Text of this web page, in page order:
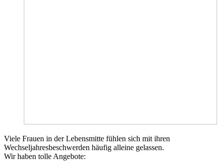
Viele Frauen in der Lebensmitte fühlen sich mit ihren
Wechseljahresbeschwerden häufig alleine gelassen.
Wir haben tolle Angebote: